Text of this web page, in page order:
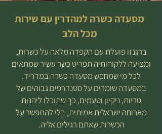
מסעדה כשרה למהדרין עם שירות
מכל הלב
ברגנזו פועלת עם הקפדה מלאה על כשרות,
ומציעה ללקוחותיה תפריט כשר עשיר שמתאים
לכל מי שמחפש מסעדה כשרה במדריד.
במסעדה שומרים על סטנדרטים גבוהים של
טריות, ניקיון וטעמים, כך שתוכלו ליהנות
מארוחה ישראלית אמיתית, בלי להתפשר על
הכשרות שאתם רגילים אליה.